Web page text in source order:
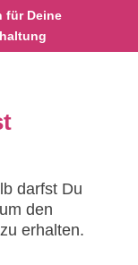
für Deine
darfst Du
den
erhalten.